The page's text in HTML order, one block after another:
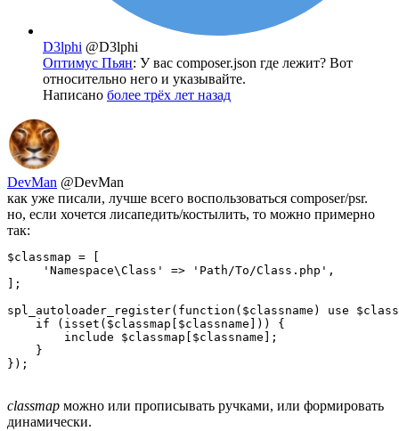
D3lphi @D3lphi
Оптимус Пьян: У вас composer.json где лежит? Вот
относительно него и указывайте.
Написано более трёх лет назад
DevMan @DevMan
как уже писали, лучше всего воспользоваться composer/psr.
но, если хочется лисапедить/костылить, то можно примерно
так:
$classmap = [
     'Namespace\Class' => 'Path/To/Class.php',
];
spl_autoloader_register(function($classname) use
    if (isset($classmap[$classname])) {
        include $classmap[$classname];
    }
});
classmap можно или прописывать ручками, или формировать
динамически.